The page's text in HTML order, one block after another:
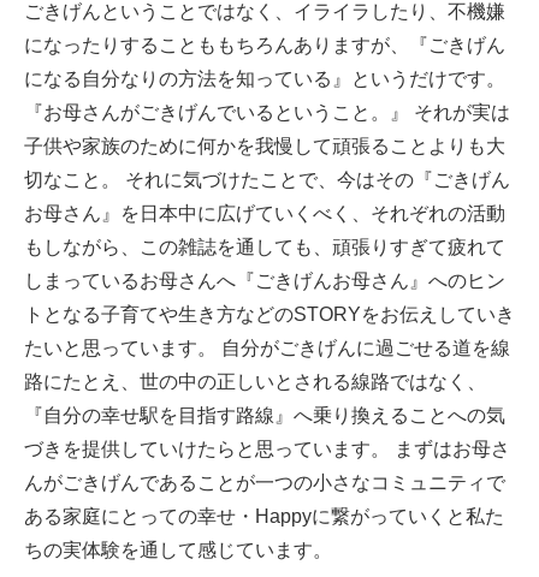
ごきげんということではなく、イライラしたり、不機嫌
になったりすることももちろんありますが、『ごきげん
になる自分なりの方法を知っている』というだけです。
『お母さんがごきげんでいるということ。』
それが実は
子供や家族のために何かを我慢して頑張ることよりも大
切なこと。
それに気づけたことで、今はその『ごきげん
お母さん』を日本中に広げていくべく、それぞれの活動
もしながら、この雑誌を通しても、頑張りすぎて疲れて
しまっているお母さんへ『ごきげんお母さん』へのヒン
トとなる子育てや生き方などのSTORYをお伝えしていき
たいと思っています。
自分がごきげんに過ごせる道を線
路にたとえ、世の中の正しいとされる線路ではなく、
『自分の幸せ駅を目指す路線』へ乗り換えることへの気
づきを提供していけたらと思っています。
まずはお母さ
んがごきげんであることが一つの小さなコミュニティで
ある家庭にとっての幸せ・Happyに繋がっていくと私た
ちの実体験を通して感じています。